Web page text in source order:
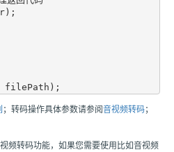
；转码操作具体参数请参阅音视频转码；
频转码功能，如果您需要使用比如音视频